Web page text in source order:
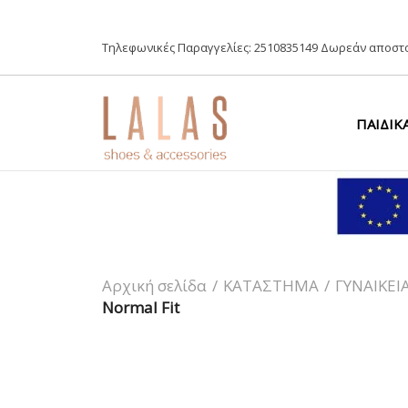
Τηλεφωνικές Παραγγελίες: 2510835149 Δωρεάν
Αρχική σελίδα / ΚΑΤΑΣΤΗΜΑ /
Normal Fit